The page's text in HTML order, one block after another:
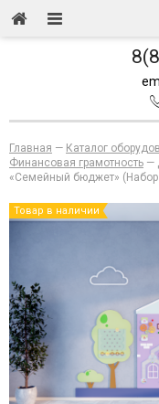
Главная — Каталог
Финансовая грамотность —
«Семейный бюджет»
Товар в наличии